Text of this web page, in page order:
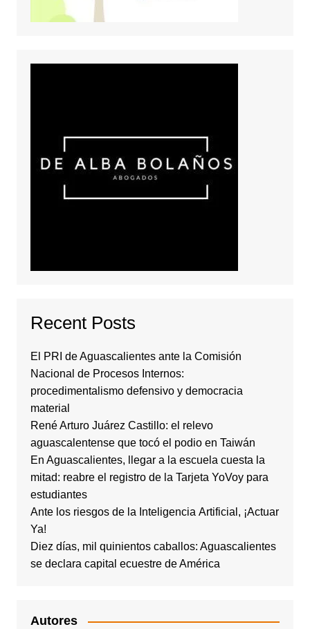
Recent Posts
El PRI de Aguascalientes ante la Comisión
Nacional de Procesos Internos:
procedimentalismo defensivo y democracia
material
René Arturo Juárez Castillo: el relevo
aguascalentense que tocó el podio en Taiwán
En Aguascalientes, llegar a la escuela cuesta la
mitad: reabre el registro de la Tarjeta YoVoy para
estudiantes
Ante los riesgos de la Inteligencia Artificial, ¡Actuar
Ya!
Diez días, mil quinientos caballos: Aguascalientes
se declara capital ecuestre de América
Autores